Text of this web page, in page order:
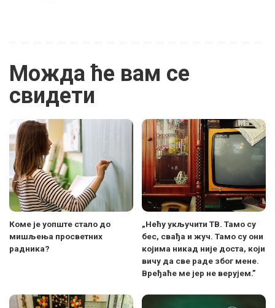
Можда ће вам се
свидети
Коме је уопште стало до
мишљења просветних
радника?
„Нећу укључити ТВ. Тамо су
бес, свађа и жуч. Тамо су они
којима никад није доста, који
вичу да све раде због мене.
Вређаће ме јер не верујем.”